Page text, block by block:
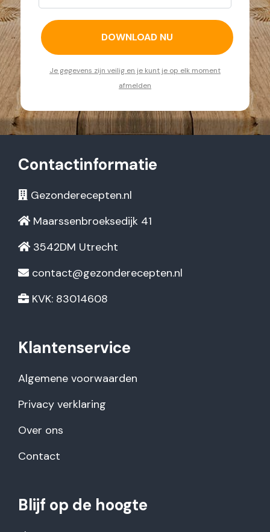
Je gegevens zijn veilig en je kunt je op elk moment
afmelden
Contactinformatie
Gezonderecepten.nl
Maarssenbroeksedijk 41
3542DM Utrecht
contact@gezonderecepten.nl
KVK: 83014608
Klantenservice
Algemene voorwaarden
Privacy verklaring
Over ons
Contact
Blijf op de hoogte